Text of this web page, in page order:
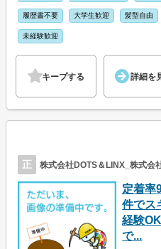
履歴書不要 大学生歓迎 髪型自由
未経験歓迎
キープする 詳細を
正 株式会社DOTS＆LINX_株式会
定着率
件でス
経験
で...